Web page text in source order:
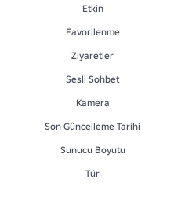
Etkin
Favorilenme
Ziyaretler
Sesli Sohbet
Kamera
Son Güncelleme Tarihi
Sunucu Boyutu
Tür